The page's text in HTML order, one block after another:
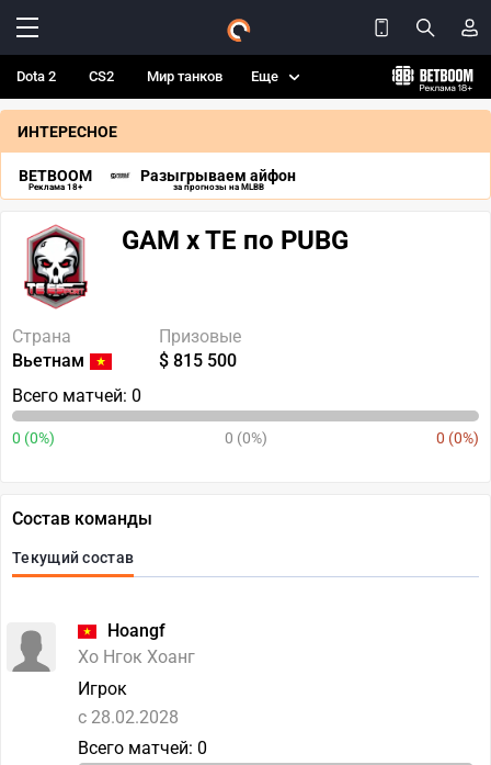
Dota 2 CS2 Мир танков Еще
ИНТЕРЕСНОЕ
BETBOOM
Реклама 18+
Разыгрываем айфон
за прогнозы на MLBB
GAM x TE по PUBG
Страна
Вьетнам
Призовые
$ 815 500
Всего матчей: 0
0 (0%) 0 (0%) 0 (0%)
Состав команды
Текущий состав
Hoangf
Хо Нгок Хоанг
Игрок
c 28.02.2028
Всего матчей: 0